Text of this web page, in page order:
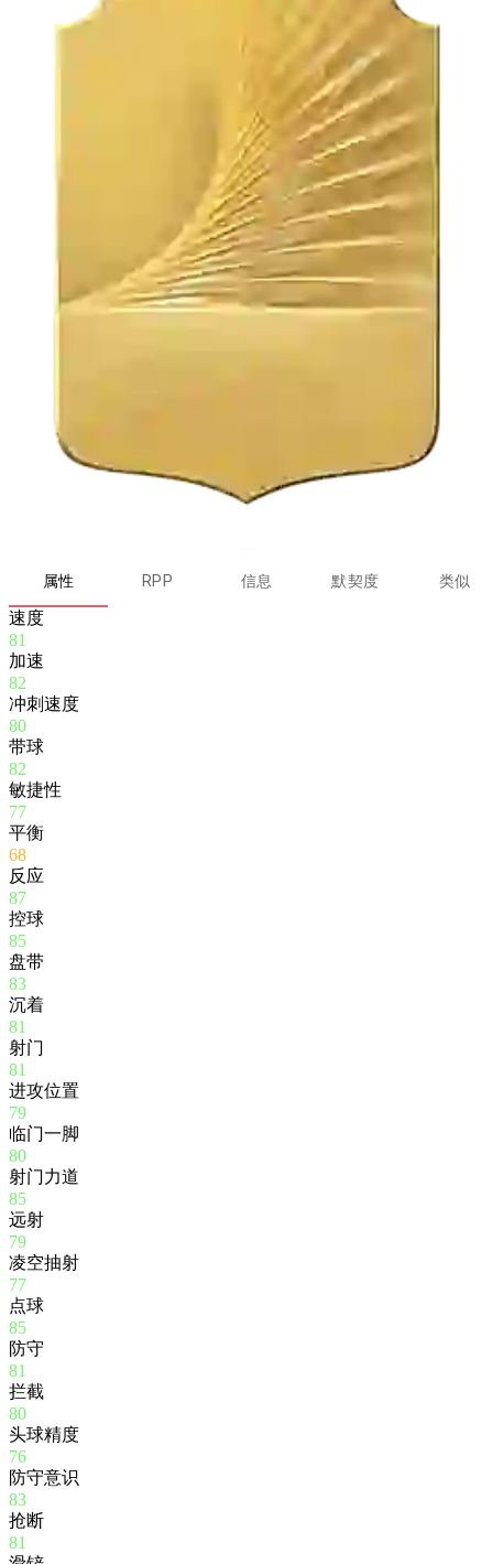
属性 RPP 信息 默契度 类似
速度
81
加速
82
冲刺速度
80
带球
82
敏捷性
77
平衡
68
反应
87
控球
85
盘带
83
沉着
81
射门
81
进攻位置
79
临门一脚
80
射门力道
85
远射
79
凌空抽射
77
点球
85
防守
81
拦截
80
头球精度
76
防守意识
83
抢断
81